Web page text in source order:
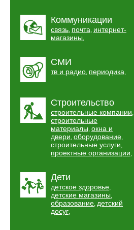
Коммуникации
связь, почта, интернет-
магазины,
СМИ
тв и радио, периодика,
Строительство
строительные компании,
строительные
материалы, окна и
двери, оборудование,
строительные услуги,
проектные организации,
Дети
детское здоровье,
детские магазины,
образование, детский
досуг,